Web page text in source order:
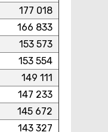
177 018
166 833
153 573
153 554
149 111
147 233
145 672
143 327